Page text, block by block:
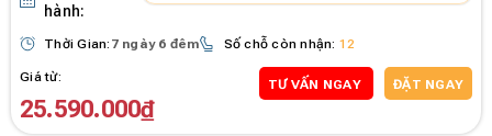
hành:
Thời Gian: 7 ngày 6 đêm Số chỗ còn nhận: 12
Giá từ:
25.590.000₫
TƯ VẤN NGAY ĐẶT NGAY